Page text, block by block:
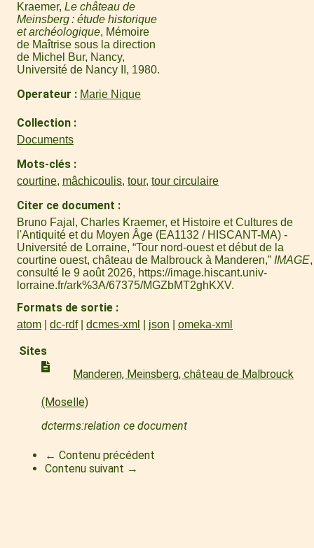
Kraemer, Le château de
Meinsberg : étude historique
et archéologique, Mémoire
de Maîtrise sous la direction
de Michel Bur, Nancy,
Université de Nancy II, 1980.
Operateur Marie Nique
Collection
Documents
Mots-clés
courtine, mâchicoulis, tour, tour circulaire
Citer ce document
Bruno Fajal, Charles Kraemer, et Histoire et Cultures de
l'Antiquité et du Moyen Âge (EA1132 / HISCANT-MA) -
Université de Lorraine, “Tour nord-ouest et début de la
courtine ouest, château de Malbrouck à Manderen,” IMAGE,
consulté le 9 août 2026, https://image.hiscant.univ-
lorraine.fr/ark%3A/67375/MGZbMT2ghKXV.
Formats de sortie
atom dc-rdf dcmes-xml json omeka-xml
Sites
Manderen, Meinsberg, château de Malbrouck
(Moselle)
dcterms:relation ce document
← Contenu précédent
Contenu suivant →